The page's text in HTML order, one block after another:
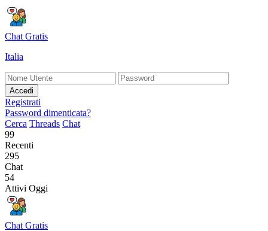
Chat Gratis
Italia
Accedi
Registrati
Password dimenticata?
Cerca Threads Chat
99
Recenti
295
Chat
54
Attivi Oggi
Chat Gratis